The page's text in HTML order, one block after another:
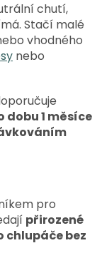
chutí,
Stačí malé
vhodného
nebo
dobu 1 měsíce
pro
přirozené
chlupáče bez